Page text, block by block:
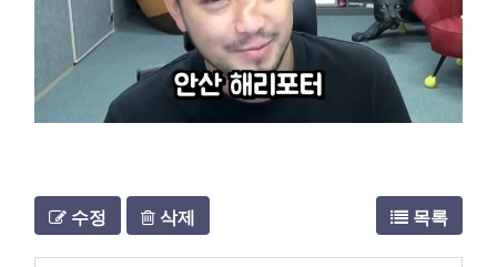
수정 삭제 목록